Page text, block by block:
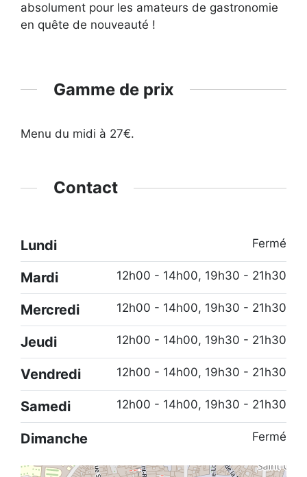
absolument pour les amateurs de gastronomie
en quête de nouveauté !
Gamme de prix
Menu du midi à 27€.
Contact
Lundi Fermé
Mardi 12h00 - 14h00, 19h30 - 21h30
Mercredi 12h00 - 14h00, 19h30 - 21h30
Jeudi 12h00 - 14h00, 19h30 - 21h30
Vendredi 12h00 - 14h00, 19h30 - 21h30
Samedi 12h00 - 14h00, 19h30 - 21h30
Dimanche Fermé